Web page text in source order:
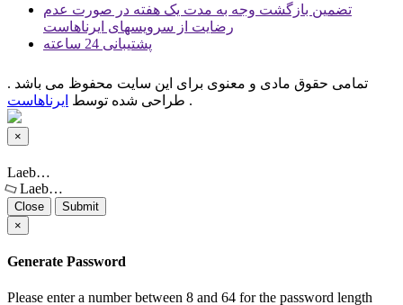
تضمین بازگشت وجه به مدت یک هفته در صورت عدم
رضایت از سرویسهای ایرناهاست
پشتیبانی 24 ساعته
تمامی حقوق مادی و معنوی برای این سایت محفوظ می باشد .
طراحی شده توسط ایرناهاست .
×
Close
Laeb…
Laeb…
Close
Submit
×
Generate Password
Please enter a number between 8 and 64 for the password length